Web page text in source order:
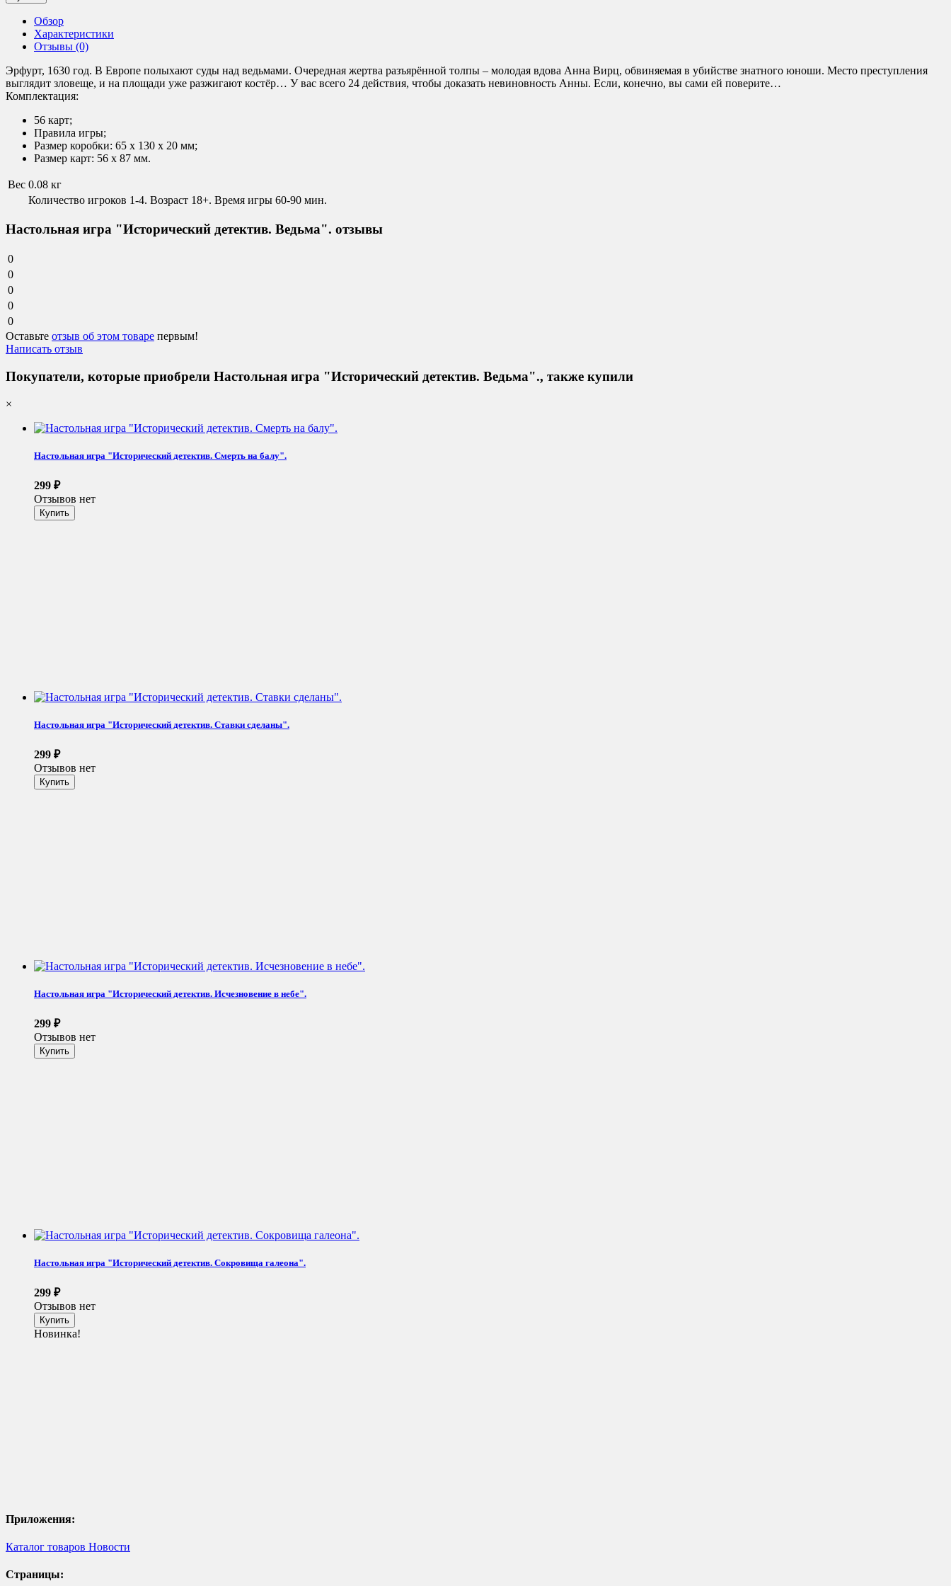
Обзор
Характеристики
Отзывы (0)
Эрфурт, 1630 год. В Европе полыхают суды над ведьмами. Очередная жертва разъярённой толпы – молодая вдова Анна Вирц, обвиняемая в убийстве знатного юноши. Место преступления
выглядит зловеще, и на площади уже разжигают костёр… У вас всего 24 действия, чтобы доказать невиновность Анны. Если, конечно, вы сами ей поверите…
Комплектация:
56 карт;
Правила игры;
Размер коробки: 65 x 130 x 20 мм;
Размер карт: 56 x 87 мм.
Вес 0.08 кг
Количество игроков 1-4. Возраст 18+. Время игры 60-90 мин. ​
Настольная игра "Исторический детектив. Ведьма". отзывы
0
0
0
0
0
Оставьте отзыв об этом товаре первым!
Написать отзыв
Покупатели, которые приобрели Настольная игра "Исторический детектив. Ведьма"., также купили
×
Настольная игра "Исторический детектив. Смерть на балу".
299 ₽
Отзывов нет
Настольная игра "Исторический детектив. Ставки сделаны".
299 ₽
Отзывов нет
Настольная игра "Исторический детектив. Исчезновение в небе".
299 ₽
Отзывов нет
Настольная игра "Исторический детектив. Сокровища галеона".
299 ₽
Отзывов нет
Новинка!
Приложения:
Каталог товаров Новости
Страницы: